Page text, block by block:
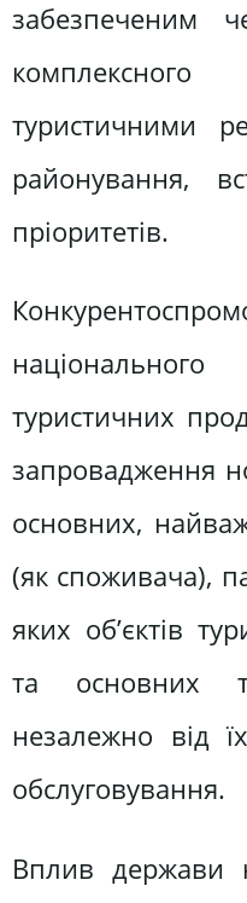
забезпеченим
туристичними
районування,
пріоритетів.
туристичних
запровадження
основних,
(як споживача),
яких об’єктів
та основних
незалежно від
обслуговування.
Вплив держави